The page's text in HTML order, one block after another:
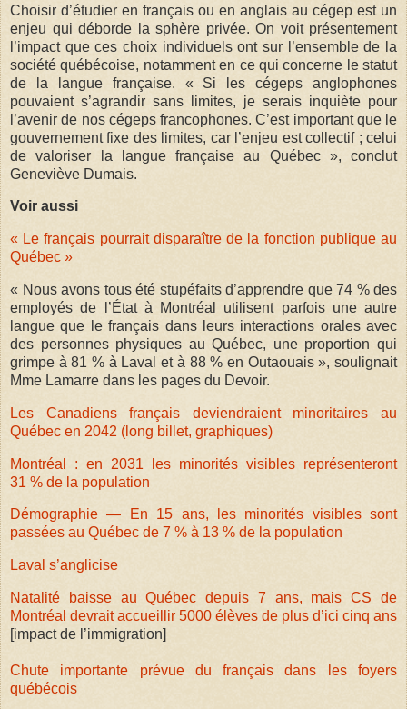
Choisir d’étudier en français ou en anglais au cégep est un
enjeu qui déborde la sphère privée. On voit présentement
l’impact que ces choix individuels ont sur l’ensemble de la
société québécoise, notamment en ce qui concerne le statut
de la langue française. « Si les cégeps anglophones
pouvaient s’agrandir sans limites, je serais inquiète pour
l’avenir de nos cégeps francophones. C’est important que le
gouvernement fixe des limites, car l’enjeu est collectif ; celui
de valoriser la langue française au Québec », conclut
Geneviève Dumais.
Voir aussi
« Le français pourrait disparaître de la fonction publique au
Québec »
« Nous avons tous été stupéfaits d’apprendre que 74 % des
employés de l’État à Montréal utilisent parfois une autre
langue que le français dans leurs interactions orales avec
des personnes physiques au Québec, une proportion qui
grimpe à 81 % à Laval et à 88 % en Outaouais », soulignait
Mme Lamarre dans les pages du Devoir.
Les Canadiens français deviendraient minoritaires au
Québec en 2042 (long billet, graphiques)
Montréal : en 2031 les minorités visibles représenteront
31 % de la population
Démographie — En 15 ans, les minorités visibles sont
passées au Québec de 7 % à 13 % de la population
Laval s’anglicise
Natalité baisse au Québec depuis 7 ans, mais CS de
Montréal devrait accueillir 5000 élèves de plus d’ici cinq ans
[impact de l’immigration]
Chute importante prévue du français dans les foyers
québécois